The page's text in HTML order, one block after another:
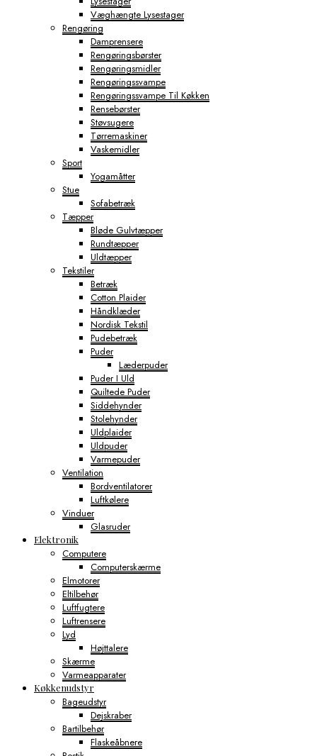
Væghængte Lysestager
Rengøring
Damprensere
Rengøringsbørster
Rengøringsmidler
Rengøringssvampe
Rengøringssvampe Til Køkken
Rensebørster
Støvsugere
Tørremaskiner
Vaskemidler
Sport
Yogamåtter
Stue
Sofabetræk
Tæpper
Bløde Gulvtæpper
Rundtæpper
Uldtæpper
Tekstiler
Betræk
Cotton Plaider
Håndklæder
Nordisk Tekstil
Pudebetræk
Puder
Læderpuder
Puder I Uld
Quiltede Puder
Siddehynder
Stolehynder
Uldplaider
Uldpuder
Varmepuder
Ventilation
Bordventilatorer
Luftkølere
Vinduer
Glasruder
Elektronik
Computere
Computerskærme
Elmotorer
Eltilbehør
Luftfugtere
Luftrensere
Lyd
Højttalere
Skærme
Varmeapparater
Køkkenudstyr
Bageudstyr
Dejskraber
Bartilbehør
Flaskeåbnere